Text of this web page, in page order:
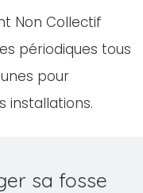
Non Collectif
périodiques tous
pour
installations.
sa fosse